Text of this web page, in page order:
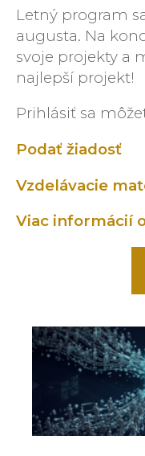
Letný program
augusta. Na
svoje projekty a
najlepší projekt!
Prihlásiť sa
Podať žiadosť
Vzdelávacie
Viac informácií